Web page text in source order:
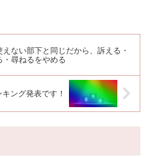
えない部下と同じだから、訴える・
・尋ねるをやめる
ング発表です！